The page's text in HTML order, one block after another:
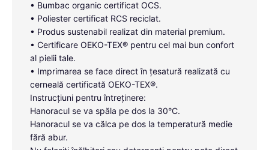
• Bumbac organic certificat OCS.
• Poliester certificat RCS reciclat.
• Produs sustenabil realizat din material premium.
• Certificare OEKO-TEX® pentru cel mai bun confort
al pielii tale.
• Imprimarea se face direct în țesatură realizată cu
cerneală certificată OEKO-TEX®.
Instrucțiuni pentru întreținere:
Hanoracul se va spăla pe dos la 30°C.
Hanoracul se va călca pe dos la temperatură medie
fără abur.